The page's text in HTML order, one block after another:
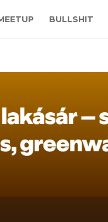
BULLSHIT